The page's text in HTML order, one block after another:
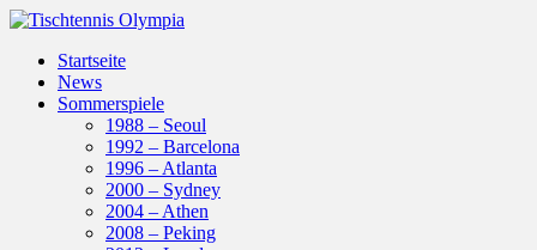
Startseite
News
Sommerspiele
1988 – Seoul
1992 – Barcelona
1996 – Atlanta
2000 – Sydney
2004 – Athen
2008 – Peking